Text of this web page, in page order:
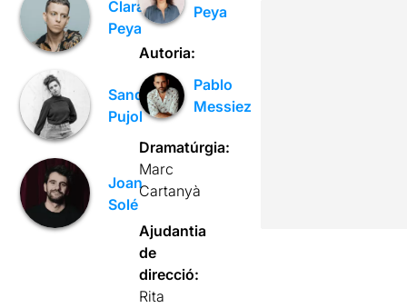
Clara
Peya
Sandra
Pujol
Joan
Solé
Peya
Autoria:
Pablo
Messiez
Dramatúrgia:
Marc
Cartanyà
Ajudantia
de
direcció:
Rita